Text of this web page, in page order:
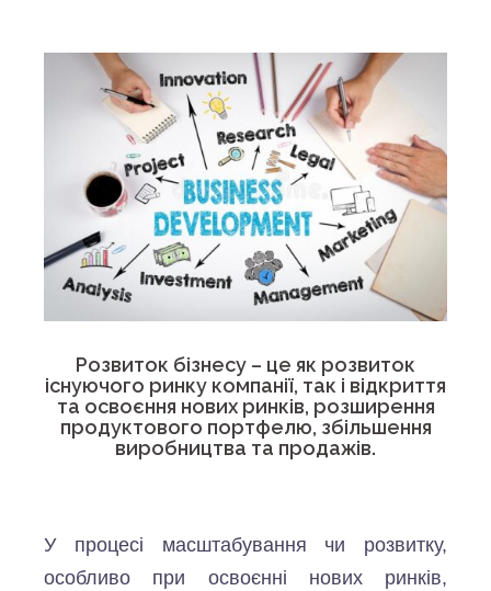
Розвиток бізнесу – це як розвиток
існуючого ринку компанії, так і відкриття
та освоєння нових ринків, розширення
продуктового портфелю, збільшення
виробництва та продажів.
У процесі масштабування чи розвитку,
особливо при освоєнні нових ринків,